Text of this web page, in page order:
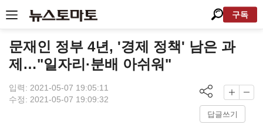
구독
문재인 정부 4년, '경제 정책' 남은 과
제…"일자리·분배 아쉬워"
입력: 2021-05-07 19:05:11
수정: 2021-05-07 19:09:32
답글쓰기